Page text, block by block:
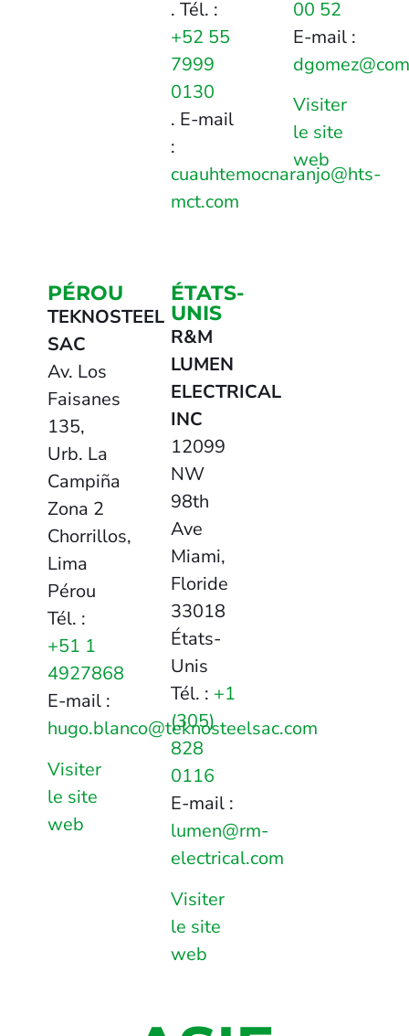
. Tél. :
+52 55
7999
0130
. E-mail
:
cuauhtemocnaranjo@hts-
mct.com
00 52
E-mail :
Visiter
le site
web
PÉROU
TEKNOSTEEL
SAC
Av. Los
Faisanes
135,
Urb. La
Campiña
Zona 2
Chorrillos,
Lima
Pérou
Tél. :
+51 1
4927868
E-mail :
hugo.blanco@teknosteelsac.com
Visiter
le site
web
ÉTATS-
UNIS
R&M
LUMEN
ELECTRICAL
INC
12099
NW
98th
Ave
Miami,
Floride
33018
États-
Unis
Tél. : +1
(305)
828
0116
E-mail :
lumen@rm-
electrical.com
Visiter
le site
web